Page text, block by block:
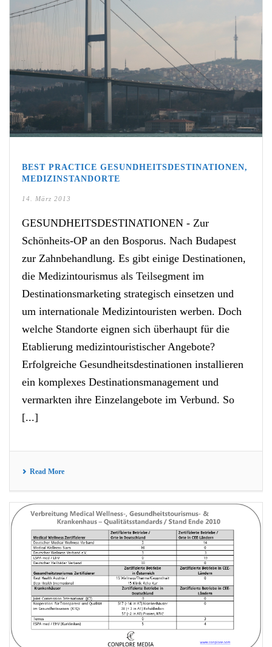
BEST PRACTICE GESUNDHEITSDESTINATIONEN,
MEDIZINSTANDORTE
14. März 2013
GESUNDHEITSDESTINATIONEN - Zur
Schönheits-OP an den Bosporus. Nach Budapest
zur Zahnbehandlung. Es gibt einige Destinationen,
die Medizintourismus als Teilsegment im
Destinationsmarketing strategisch einsetzen und
um internationale Medizintouristen werben. Doch
welche Standorte eignen sich überhaupt für die
Etablierung medizintouristischer Angebote?
Erfolgreiche Gesundheitsdestinationen installieren
ein komplexes Destinationsmanagement und
vermarkten ihre Einzelangebote im Verbund. So
[...]
Read More